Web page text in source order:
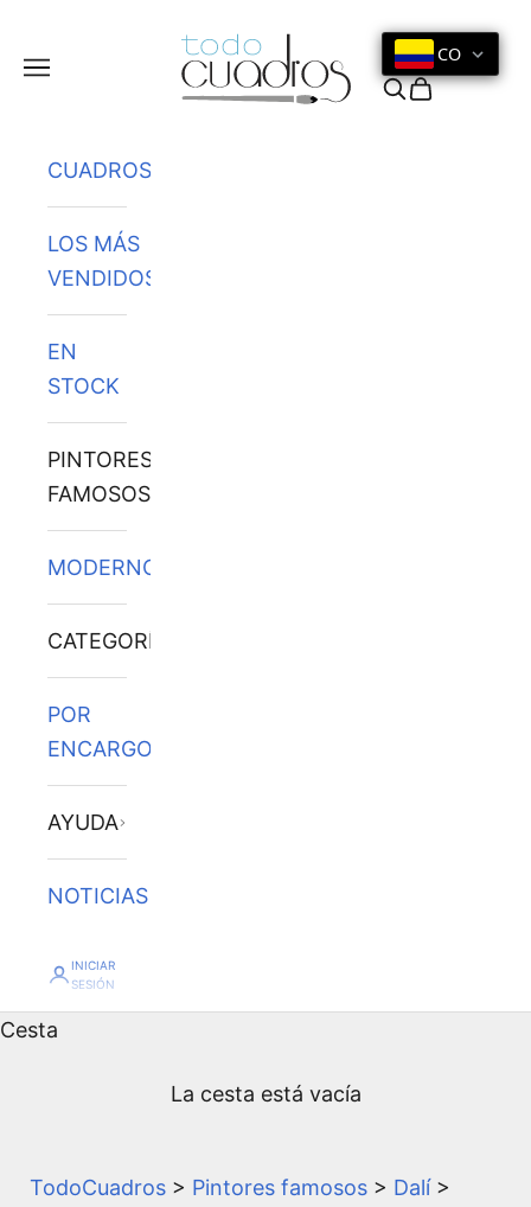
Menú
CO
Buscar
Cesta
CUADROS
LOS MÁS
VENDIDOS
EN
STOCK
PINTORES
FAMOSOS
MODERNOS
CATEGORÍAS
POR
ENCARGO
AYUDA
NOTICIAS
INICIAR
SESIÓN
Cesta
La cesta está vacía
TodoCuadros > Pintores famosos > Dalí >